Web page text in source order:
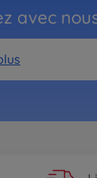
avec